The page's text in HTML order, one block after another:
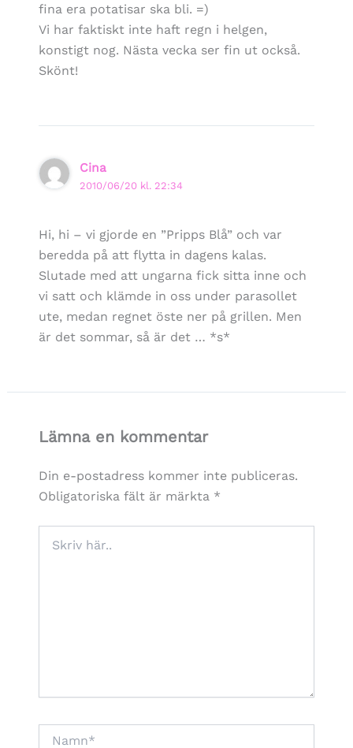
fina era potatisar ska bli. =)
Vi har faktiskt inte haft regn i helgen,
konstigt nog. Nästa vecka ser fin ut också.
Skönt!
Cina
2010/06/20 kl. 22:34
Hi, hi – vi gjorde en ”Pripps Blå” och var
beredda på att flytta in dagens kalas.
Slutade med att ungarna fick sitta inne och
vi satt och klämde in oss under parasollet
ute, medan regnet öste ner på grillen. Men
är det sommar, så är det … *s*
Lämna en kommentar
Din e-postadress kommer inte publiceras.
Obligatoriska fält är märkta *
här..